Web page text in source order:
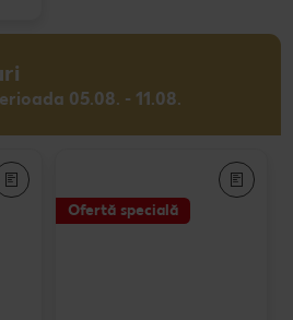
05.08. - 11.08.
Ofertă specială